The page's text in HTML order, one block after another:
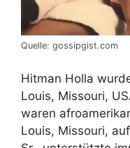
Quelle: gossipgist.com
Hitman Holla
Louis, Missouri,
waren
Louis, Missouri,